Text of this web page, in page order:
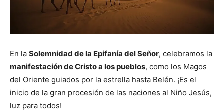
En la Solemnidad de la Epifanía del Señor, celebramos la
manifestación de Cristo a los pueblos, como los Magos
del Oriente guiados por la estrella hasta Belén. ¡Es el
inicio de la gran procesión de las naciones al Niño Jesús,
luz para todos!